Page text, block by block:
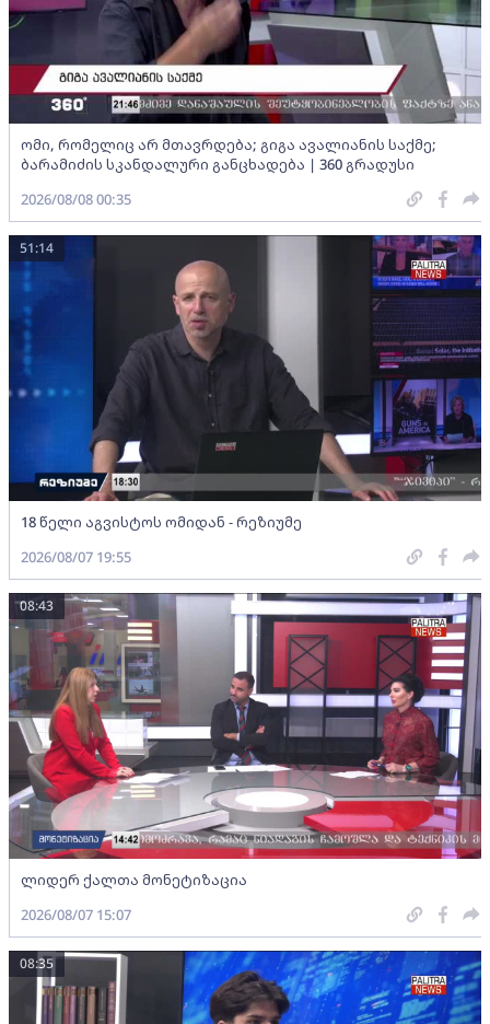
ომი, რომელიც არ მთავრდება; გიგა ავალიანის საქმე;
ბარამიძის სკანდალური განცხადება | 360 გრადუსი
2026/08/08 00:35
18 წელი აგვისტოს ომიდან - რეზიუმე
51:14
2026/08/07 19:55
ლიდერ ქალთა მონეტიზაცია
08:43
2026/08/07 15:07
08:35